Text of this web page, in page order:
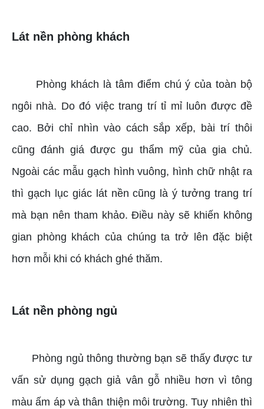
Lát nền phòng khách
Phòng khách là tâm điểm chú ý của toàn bộ
ngôi nhà. Do đó việc trang trí tỉ mỉ luôn được đề
cao. Bởi chỉ nhìn vào cách sắp xếp, bài trí thôi
cũng đánh giá được gu thẩm mỹ của gia chủ.
Ngoài các mẫu gạch hình vuông, hình chữ nhật ra
thì gạch lục giác lát nền cũng là ý tưởng trang trí
mà bạn nên tham khảo. Điều này sẽ khiến không
gian phòng khách của chúng ta trở lên đặc biệt
hơn mỗi khi có khách ghé thăm.
Lát nền phòng ngủ
Phòng ngủ thông thường bạn sẽ thấy được tư
vấn sử dụng gạch giả vân gỗ nhiều hơn vì tông
màu ấm áp và thân thiện môi trường. Tuy nhiên thì